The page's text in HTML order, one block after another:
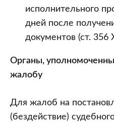
исполнительного
дней после
документов (ст.
Органы,
жалобу
Для жалоб на
(бездействие)